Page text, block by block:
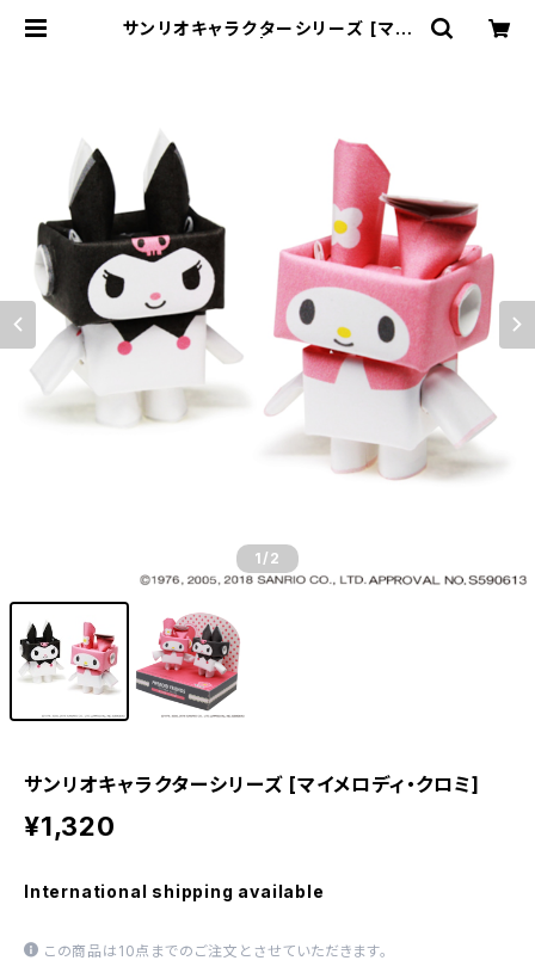
サンリオキャラクターシリーズ [マイ
1 /2
サンリオキャラクターシリーズ [マイメロディ・クロミ]
¥1,320
International shipping available
この商品は10点までのご注文とさせていただきます。